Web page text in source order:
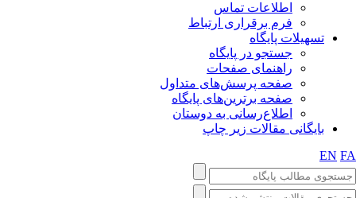
اطلاعات تماس
فرم برقراری ارتباط
تسهیلات پایگاه
جستجو در پایگاه
راهنمای صفحات
صفحه پرسش‌های متداول
صفحه برترین‌های پایگاه
اطلاع‌رسانی به دوستان
بایگانی مقالات زیر چاپ
EN